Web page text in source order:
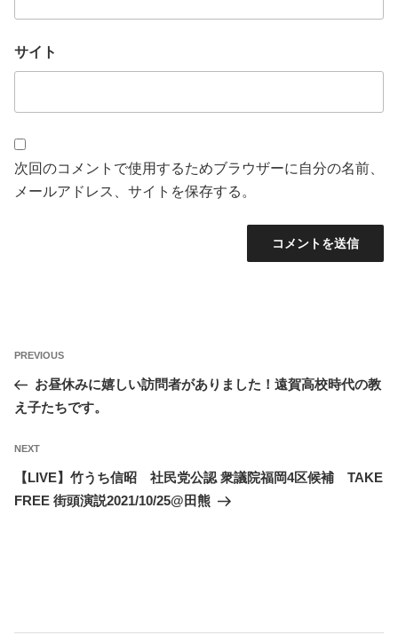
サイト
次回のコメントで使用するためブラウザーに自分の名前、
メールアドレス、サイトを保存する。
ナ
ビ
ゲ
ー
シ
Previous
Post
PREVIOUS
お昼休みに嬉しい訪問者がありました！遠賀高校時代の教
え子たちです。
Next
Post
NEXT
【LIVE】竹うち信昭 社民党公認 衆議院福岡4区候補 TAKE
FREE 街頭演説2021/10/25@田熊